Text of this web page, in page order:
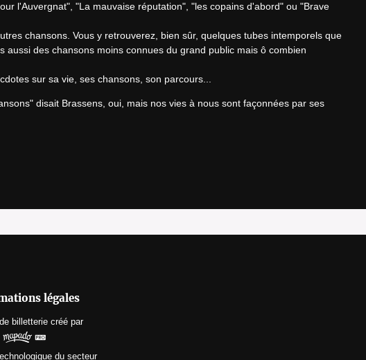
l'Auvergnat", "La mauvaise réputation", "les copains d'abord" ou "Brave
chansons. Vous y retrouverez, bien sûr, quelques tubes intemporels que
aussi des chansons moins connues du grand public mais ô combien
sur sa vie, ses chansons, son parcours...
disait Brassens, oui, mais nos vies à nous sont façonnées par ses
légales
billetterie créé par
du secteur